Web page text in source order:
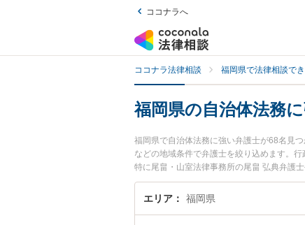
ココナラへ
ココナラ法律相談 福岡県で法律相談で
福岡県の自治体法務
福岡県で自治体法務に強い弁護士が68名見
などの地域条件で弁護士を絞り込めます。
特に尾畠・山室法律事務所の尾畠 弘典弁護
が注目されています。『福岡県で土日や夜
い』『初回相談無料で自治体法務を法律相
エリア 福岡県